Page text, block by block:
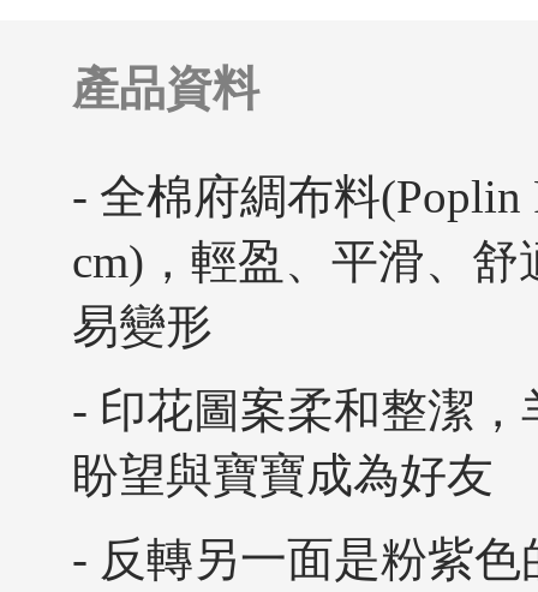
產品資料
- 全棉府綢布料(Poplin
cm)，輕盈、平滑、
易變形
- 印花圖案柔和整潔
盼望與寶寶成為好友
- 反轉另一面是粉紫